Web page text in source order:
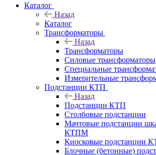
Каталог
Назад
Каталог
Трансформаторы
Назад
Трансформаторы
Силовые трансформаторы
Специальные
Измерительные
Подстанции КТП
Назад
Подстанции КТП
Столбовые подстанции
Мачтовые подстанции
КТПМ
Киосковые подстанции
Блочные (бетонные)